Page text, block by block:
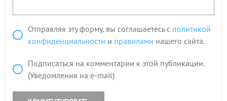
Отправляя эту форму, вы соглашаетесь с политикой
конфиденциальности и правилами нашего сайта.
Подписаться на комментарии к этой публикации.
(Уведомления на e-mail)